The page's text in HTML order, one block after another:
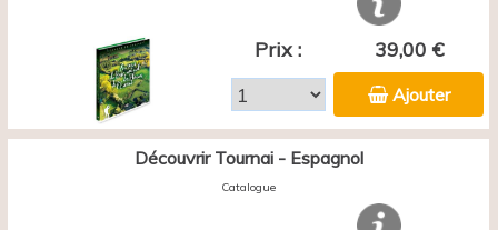
Prix : 39,00 €
Ajouter
Découvrir Tournai - Espagnol
Catalogue